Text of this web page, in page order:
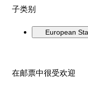
子类别
European
在邮票中很受欢迎